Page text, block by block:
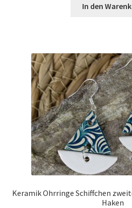
In den
Keramik Ohrringe Schiffchen
Haken